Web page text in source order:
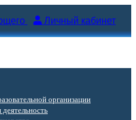
Личный кабинет
организации